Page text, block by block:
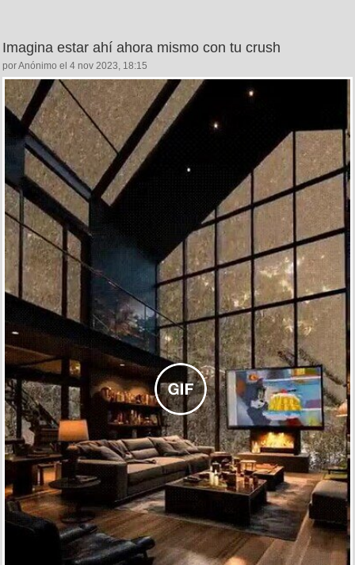
Imagina estar ahí ahora mismo con tu crush
por Anónimo el 4 nov 2023, 18:15